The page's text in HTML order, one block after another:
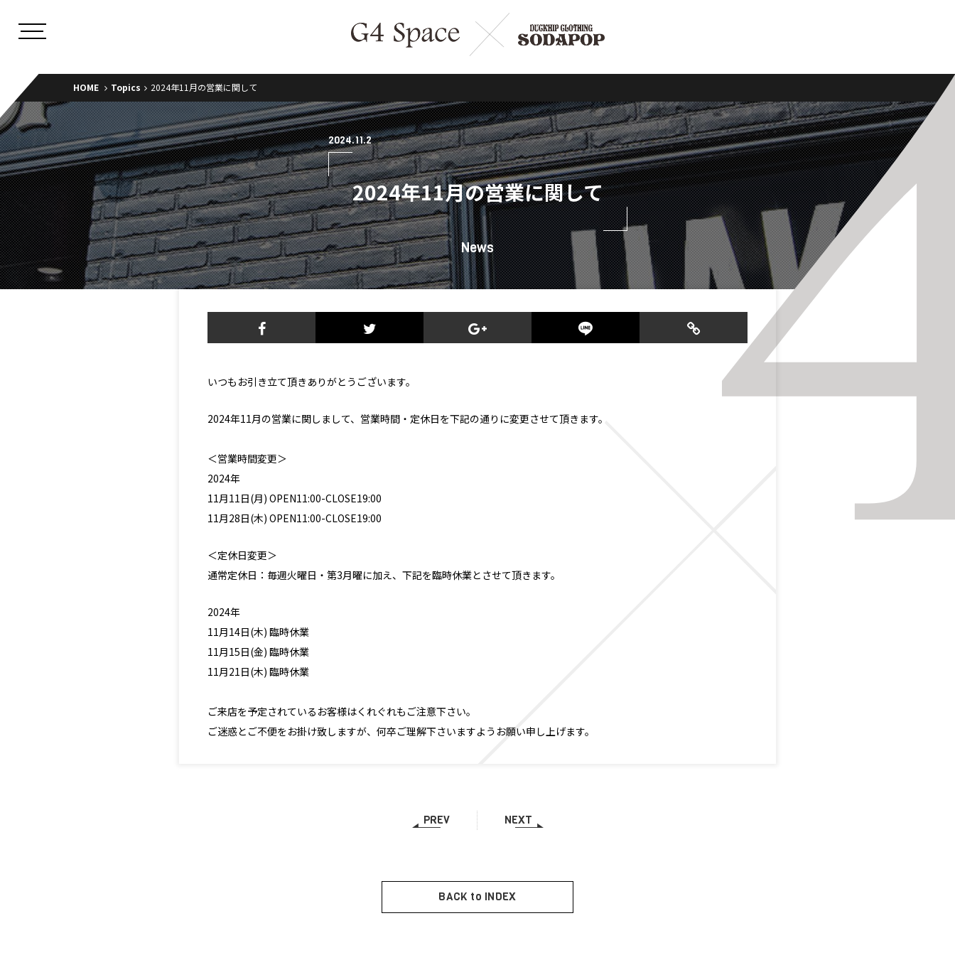
HOME Topics 2024年11月の営業に関して
2024.11.2
2024年11月の営業に関して
News
いつもお引き立て頂きありがとうございます。
2024年11月の営業に関しまして、営業時間・定休日を下記の通りに変更させて頂きます。
＜営業時間変更＞
2024年
11月11日(月) OPEN11:00-CLOSE19:00
11月28日(木) OPEN11:00-CLOSE19:00
＜定休日変更＞
通常定休日：毎週火曜日・第3月曜に加え、下記を臨時休業とさせて頂きます。
2024年
11月14日(木) 臨時休業
11月15日(金) 臨時休業
11月21日(木) 臨時休業
ご来店を予定されているお客様はくれぐれもご注意下さい。
ご迷惑とご不便をお掛け致しますが、何卒ご理解下さいますようお願い申し上げます。
PREV NEXT
BACK to INDEX